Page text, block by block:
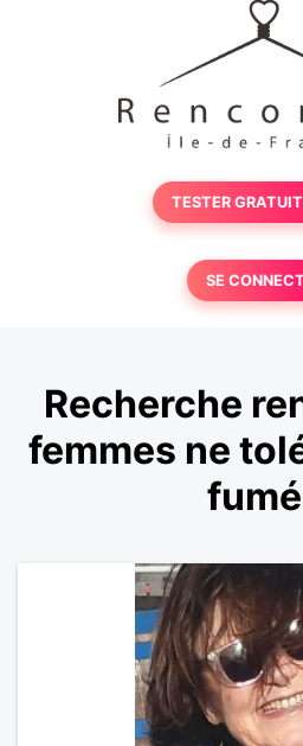
TESTER
SE
Recherche
femmes ne